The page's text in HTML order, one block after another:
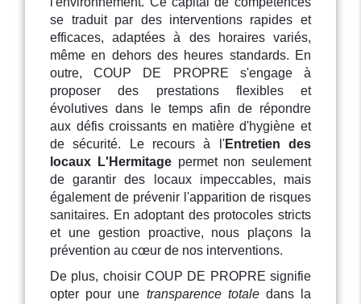
se traduit par des interventions rapides et
efficaces, adaptées à des horaires variés,
même en dehors des heures standards. En
outre, COUP DE PROPRE s'engage à
proposer des prestations flexibles et
évolutives dans le temps afin de répondre
aux défis croissants en matière d'hygiène et
de sécurité. Le recours à l'Entretien des
locaux L'Hermitagepermet non seulement
de garantir des locaux impeccables, mais
également de prévenir l'apparition de risques
sanitaires. En adoptant des protocoles stricts
et une gestion proactive, nous plaçons la
prévention au cœur de nos interventions.
De plus, choisir COUP DE PROPRE signifie
opter pour une transparence totaledans la